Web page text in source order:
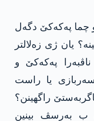
چما پەکەکێ دگەل
یان ژی زەلالتر
پەکەکێ و
یا راست
راگهینن؟
ب بەرسڤ بینین